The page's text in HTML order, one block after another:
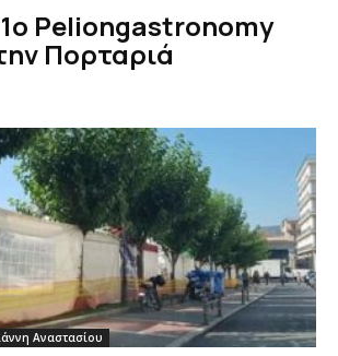
1ο Peliongastronomy
Πορταριά
Αναστασίου